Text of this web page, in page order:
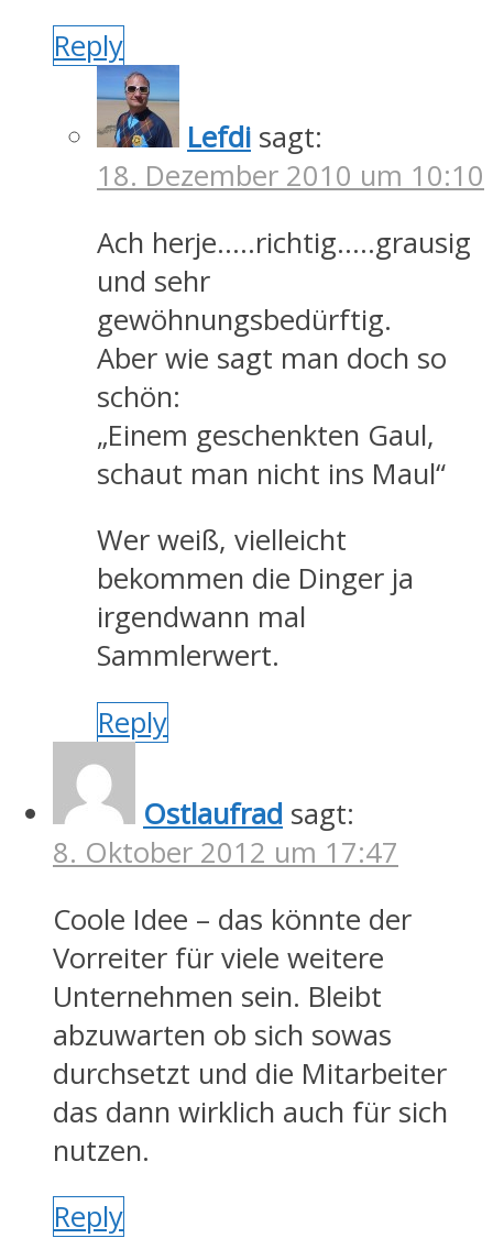
Reply
Lefdi sagt:
18. Dezember 2010 um 10:10
Ach herje…..richtig…..grausig
und sehr
gewöhnungsbedürftig.
Aber wie sagt man doch so
schön:
„Einem geschenkten Gaul,
schaut man nicht ins Maul“
Wer weiß, vielleicht
bekommen die Dinger ja
irgendwann mal
Sammlerwert.
Reply
Ostlaufrad sagt:
8. Oktober 2012 um 17:47
Coole Idee – das könnte der
Vorreiter für viele weitere
Unternehmen sein. Bleibt
abzuwarten ob sich sowas
durchsetzt und die Mitarbeiter
das dann wirklich auch für sich
nutzen.
Reply